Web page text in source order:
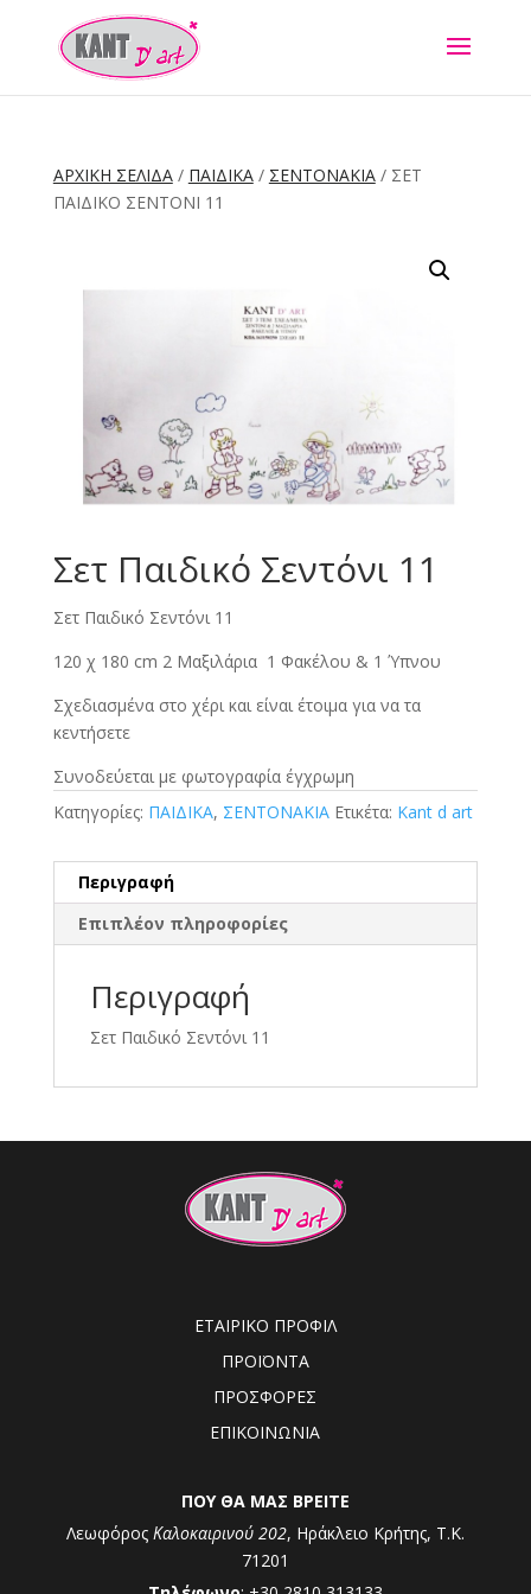
ΑΡΧΙΚΉ ΣΕΛΊΔΑ/ ΠΑΙΔΙΚΑ/ ΣΕΝΤΟΝΑΚΙΑ/ ΣΕΤ
ΠΑΙΔΙΚΌ ΣΕΝΤΌΝΙ 11
Σετ Παιδικό Σεντόνι 11
Σετ Παιδικό Σεντόνι 11
120 χ 180 cm 2 Μαξιλάρια 1 Φακέλου & 1 Ύπνου
Σχεδιασμένα στο χέρι και είναι έτοιμα για να τα
κεντήσετε
Συνοδεύεται με φωτογραφία έγχρωμη
Κατηγορίες: ΠΑΙΔΙΚΑ, ΣΕΝΤΟΝΑΚΙΑ Ετικέτα: Kant d art
Περιγραφή
Επιπλέον πληροφορίες
Περιγραφή
Σετ Παιδικό Σεντόνι 11
ΕΤΑΙΡΙΚΟ ΠΡΟΦΙΛ
ΠΡΟΪΟΝΤΑ
ΠΡΟΣΦΟΡΕΣ
ΕΠΙΚΟΙΝΩΝΙΑ
ΠΟΥ ΘΑ ΜΑΣ ΒΡΕΙΤΕ
Λεωφόρος Καλοκαιρινού 202, Ηράκλειο Κρήτης, Τ.Κ.
71201